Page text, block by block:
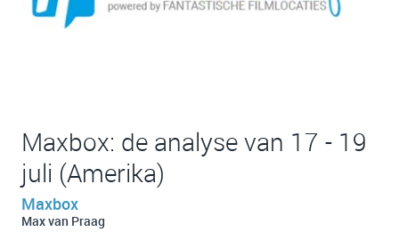
Maxbox: de analyse van 17 - 19
juli (Amerika)
Maxbox
Max van Praag